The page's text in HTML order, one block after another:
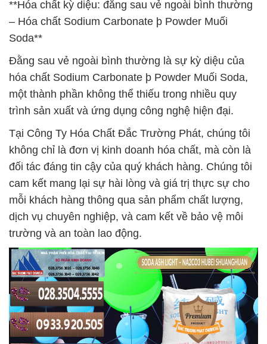
**Hóa chất kỳ diệu: đằng sau vẻ ngoài bình thường
– Hóa chất Sodium Carbonate þ Powder Muối
Soda**
Đằng sau vẻ ngoài bình thường là sự kỳ diệu của
hóa chất Sodium Carbonate þ Powder Muối Soda,
một thành phần không thể thiếu trong nhiều quy
trình sản xuất và ứng dụng công nghệ hiện đại.
Tại Công Ty Hóa Chất Đắc Trường Phát, chúng tôi
không chỉ là đơn vị kinh doanh hóa chất, mà còn là
đối tác đáng tin cậy của quý khách hàng. Chúng tôi
cam kết mang lại sự hài lòng và giá trị thực sự cho
mỗi khách hàng thông qua sản phẩm chất lượng,
dịch vụ chuyên nghiệp, và cam kết về bảo vệ môi
trường và an toàn lao động.